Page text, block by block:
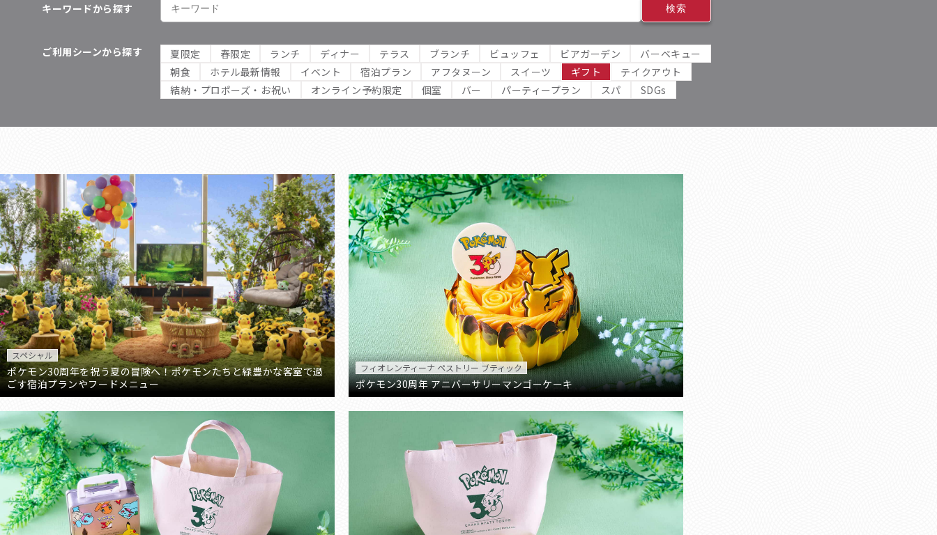
キーワードから探す 検索
ご利用シーンから探す 夏限定 春限定 ランチ ディナー テラス ブランチ ビュッフェ ビアガーデン
バーベキュー
朝食
ホテル最新情報 イベント 宿泊プラン アフタヌーン スイーツ ギフト
テイクアウト
結納・プロポーズ・お祝い
オンライン予約限定 個室 バー パーティープラン スパ SDGs
スペシャル
ポケモン30周年を祝う夏の冒険へ！ポケモンたちと緑豊かな客室で過
ごす宿泊プランやフードメニュー
フィオレンティーナ ペストリー ブティック
ポケモン30周年 アニバーサリーマンゴーケーキ